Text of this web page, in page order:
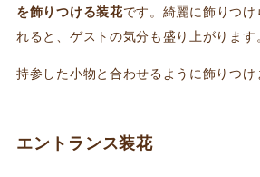
を飾りつける装花です。綺麗に飾りつけ
れると、ゲストの気分も盛り上がります
持参した小物と合わせるように飾りつけ
エントランス装花